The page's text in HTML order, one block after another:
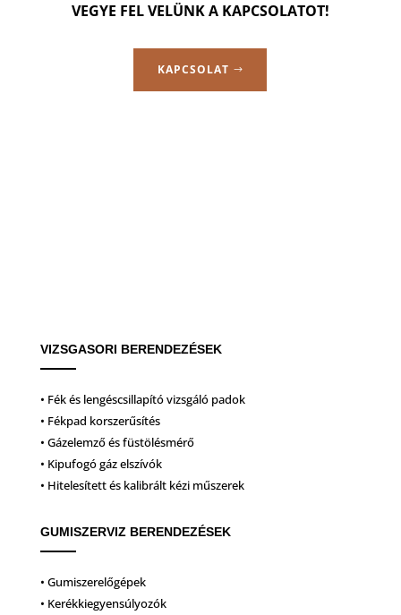
VEGYE FEL VELÜNK A KAPCSOLATOT!
KAPCSOLAT
VIZSGASORI BERENDEZÉSEK
• Fék és lengéscsillapító vizsgáló padok
• Fékpad korszerűsítés
• Gázelemző és füstölésmérő
• Kipufogó gáz elszívók
• Hitelesített és kalibrált kézi műszerek
GUMISZERVIZ BERENDEZÉSEK
• Gumiszerelőgépek
• Kerékkiegyensúlyozók